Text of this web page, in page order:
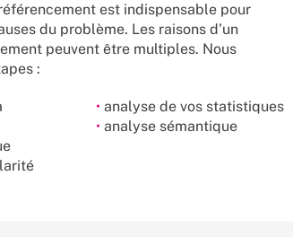
est indispensable pour
du problème. Les raisons d’un
peuvent être multiples. Nous
:
• analyse de vos statistiques
• analyse sémantique